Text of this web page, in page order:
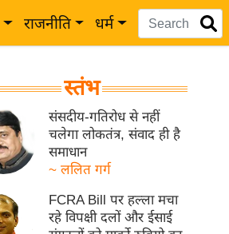
राजनीति धर्म
स्तंभ
संसदीय-गतिरोध से नहीं
चलेगा लोकतंत्र, संवाद ही है
समाधान
~ ललित गर्ग
FCRA Bill पर हल्ला मचा
रहे विपक्षी दलों और ईसाई